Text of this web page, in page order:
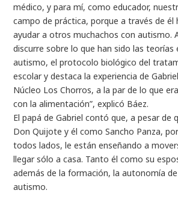
médico, y para mí, como educador,
campo de práctica, porque a través de él
ayudar a otros muchachos con autismo.
discurre sobre lo que han sido las teorías
autismo, el protocolo biológico del
escolar y destaca la experiencia de
Núcleo Los Chorros, a la par de lo que
con la alimentación”, explicó Báez.
El papá de Gabriel contó que, a pesar de
Don Quijote y él como Sancho Panza,
todos lados, le están enseñando a
llegar sólo a casa. Tanto él como su
además de la formación, la autonomía
autismo.